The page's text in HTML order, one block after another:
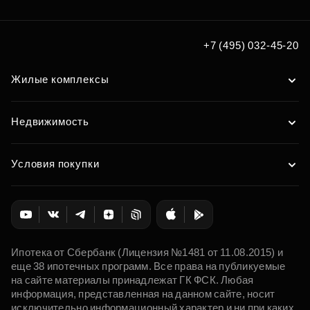
+7 (495) 032-45-20
Жилые комплексы
Недвижимость
Условия покупки
Ипотека от Сбербанк (Лицензия №1481 от 11.08.2015) и
еще 38 ипотечных программ. Все права на публикуемые
на сайте материалы принадлежат ГК ФСК. Любая
информация, представленная на данном сайте, носит
исключительно информационный характер и ни при каких